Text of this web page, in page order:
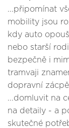
...připomínat
mobility jsou
kdy auto
nebo starší
bezpečně i
tramvaji
dopravní
...domluvit na
na detaily - a
skutečné